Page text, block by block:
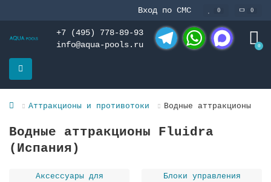
Вход по СМС 0 0
+7 (495) 778-89-93
info@aqua-pools.ru
0
Аттракционы и противотоки Водные аттракционы
Водные аттракционы Fluidra
(Испания)
Аксессуары для
Блоки управления